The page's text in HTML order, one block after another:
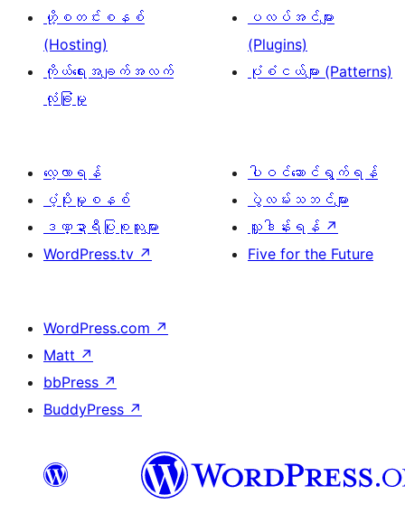
ဟို့စတင်းစနစ်
(Hosting)
ကိုယ်ရေးအချက်အလက်
လုံခြုံမှု
ပလပ်အင်များ
(Plugins)
ပုံစံငယ်များ (Patterns)
လေ့လာရန်
ပံ့ပိုးမှုစနစ်
ဒဏ္ဍာရီပြုစုသူများ
WordPress.tv ↗
ပါဝင်ဆောင်ရွက်ရန်
ပွဲလမ်းသဘင်များ
လှူဒါန်းရန် ↗
Five for the Future
WordPress.com ↗
Matt ↗
bbPress ↗
BuddyPress ↗